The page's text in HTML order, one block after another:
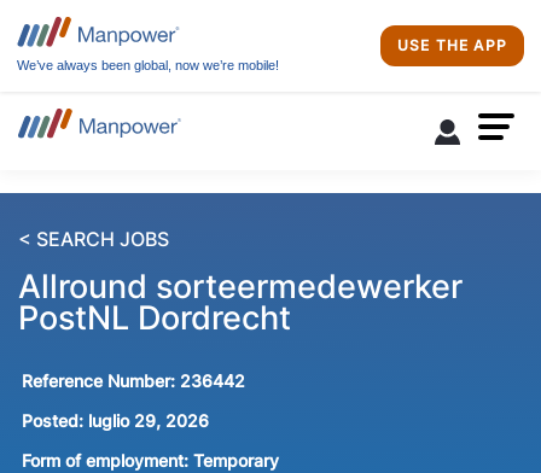
We’ve always been global, now we’re mobile!
USE THE APP
< SEARCH JOBS
Allround sorteermedewerker
PostNL Dordrecht
Reference Number: 236442
Posted: luglio 29, 2026
Form of employment: Temporary